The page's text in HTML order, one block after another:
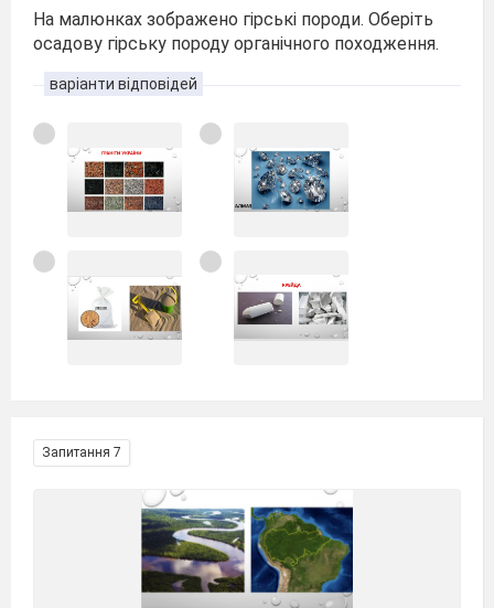
На малюнках зображено гірські породи. Оберіть
осадову гірську породу органічного походження.
варіанти відповідей
Запитання 7